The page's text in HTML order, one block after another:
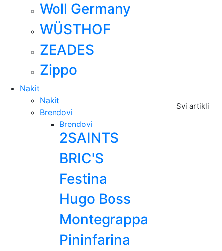
Woll Germany
WÜSTHOF
ZEADES
Zippo
Nakit
Svi artikli
Nakit
Brendovi
Brendovi
2SAINTS
BRIC'S
Festina
Hugo Boss
Montegrappa
Pininfarina